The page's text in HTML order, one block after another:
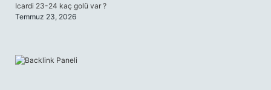
Icardi 23-24 kaç golü var ?
Temmuz 23, 2026